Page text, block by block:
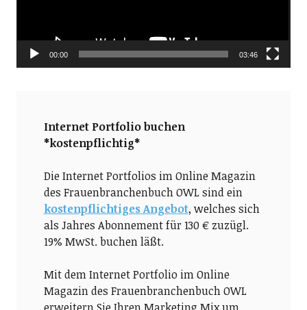
00:00 03:46
Internet Portfolio buchen
*kostenpflichtig*
Die Internet Portfolios im Online Magazin
des Frauenbranchenbuch OWL sind ein
kostenpflichtiges Angebot, welches sich
als Jahres Abonnement für 130 € zuzügl.
19% MwSt. buchen läßt.
Mit dem Internet Portfolio im Online
Magazin des Frauenbranchenbuch OWL